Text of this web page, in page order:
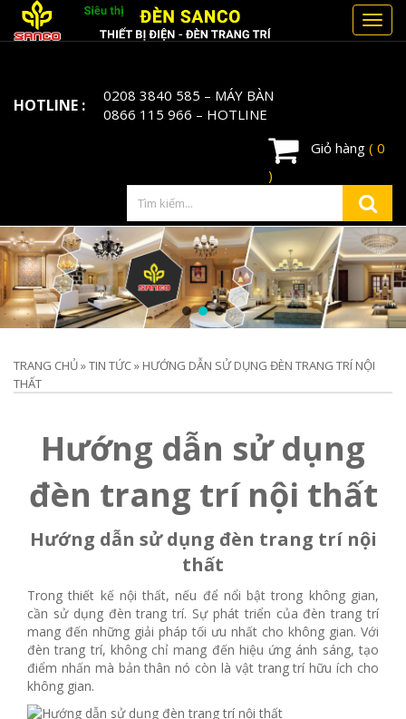
HOTLINE : 0208 3840 585 – MÁY BÀN
0866 115 966 – HOTLINE
Giỏ hàng ( 0
)
TRANG CHỦ»TIN TỨC» HƯỚNG DẪN SỬ DỤNG ĐÈN TRANG TRÍ NỘI
THẤT
Hướng dẫn sử dụng
đèn trang trí nội thất
Hướng dẫn sử dụng đèn trang trí nội
thất
Trong thiết kế nội thất, nếu để nổi bật trong không gian,
cần sử dụng đèn trang trí. Sự phát triển của đèn trang trí
mang đến những giải pháp tối ưu nhất cho không gian. Với
đèn trang trí, không chỉ mang đến hiệu ứng ánh sáng, tạo
điểm nhấn mà bản thân nó còn là vật trang trí hữu ích cho
không gian.